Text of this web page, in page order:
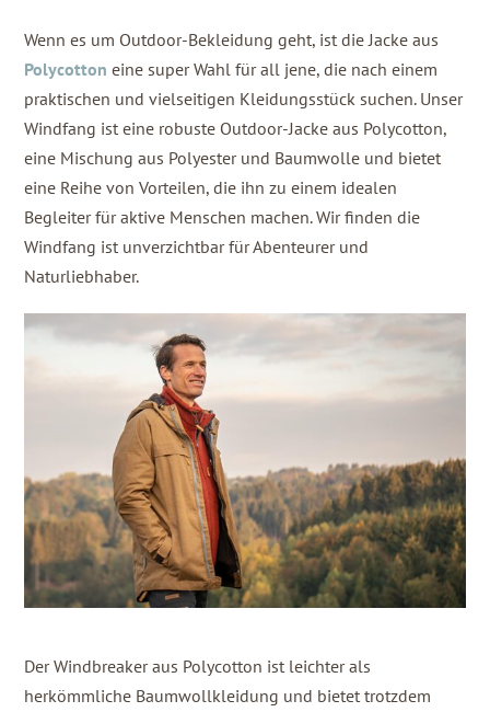
Wenn es um Outdoor-Bekleidung geht, ist die Jacke aus
Polycotton eine super Wahl für all jene, die nach einem
praktischen und vielseitigen Kleidungsstück suchen. Unser
Windfang ist eine robuste Outdoor-Jacke aus Polycotton,
eine Mischung aus Polyester und Baumwolle und bietet
eine Reihe von Vorteilen, die ihn zu einem idealen
Begleiter für aktive Menschen machen. Wir finden die
Windfang ist unverzichtbar für Abenteurer und
Naturliebhaber.
Der Windbreaker aus Polycotton ist leichter als
herkömmliche Baumwollkleidung und bietet trotzdem